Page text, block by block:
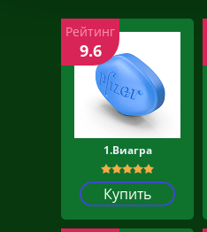
1.Виагра
Купить
Рейтинг
9.6